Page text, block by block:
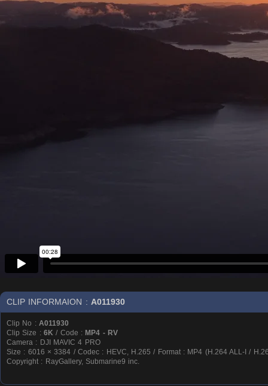
CLIP INFORMAION : A011930
Clip No : A011930
Clip Size : 6K / Code : MP4 - RV
Camera : DJI MAVIC 4 PRO
Size : 6016 × 3384 / Codec : HEVC, H.265 / Format : MP4 (H.264 ALL-I /
Copyright : RayGallery, Submarine9 inc.